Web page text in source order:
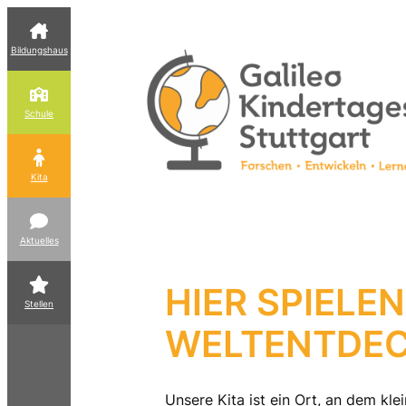
Inhalt
springen
Bildungshaus
Schule
Kita
Aktuelles
Stellen
HIER
Unsere Kita ist ein Ort, an dem